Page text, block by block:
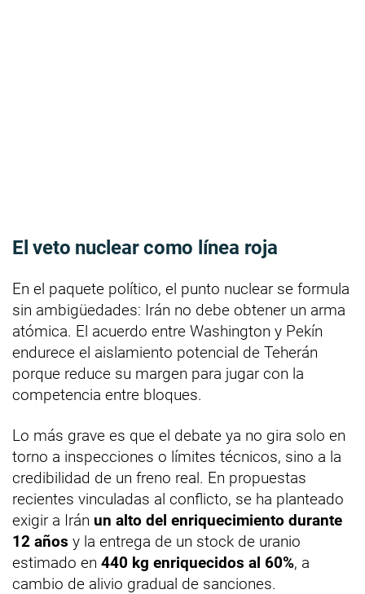
El veto nuclear como línea roja
En el paquete político, el punto nuclear se formula
sin ambigüedades: Irán no debe obtener un arma
atómica. El acuerdo entre Washington y Pekín
endurece el aislamiento potencial de Teherán
porque reduce su margen para jugar con la
competencia entre bloques.
Lo más grave es que el debate ya no gira solo en
torno a inspecciones o límites técnicos, sino a la
credibilidad de un freno real. En propuestas
recientes vinculadas al conflicto, se ha planteado
exigir a Irán un alto del enriquecimiento durante
12 años y la entrega de un stock de uranio
estimado en 440 kg enriquecidos al 60%, a
cambio de alivio gradual de sanciones.